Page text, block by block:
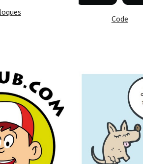
Code